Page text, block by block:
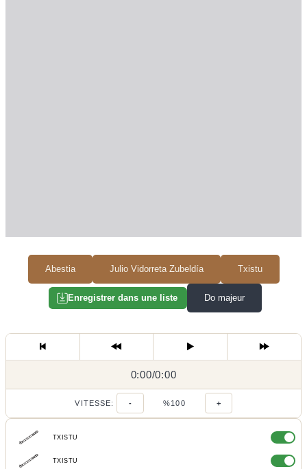
Abestia Julio Vidorreta Zubeldía Txistu
Enregistrer dans une liste Do majeur
0:00/
0:00/0:00
VITESSE: - %100 +
TXISTU
TXISTU